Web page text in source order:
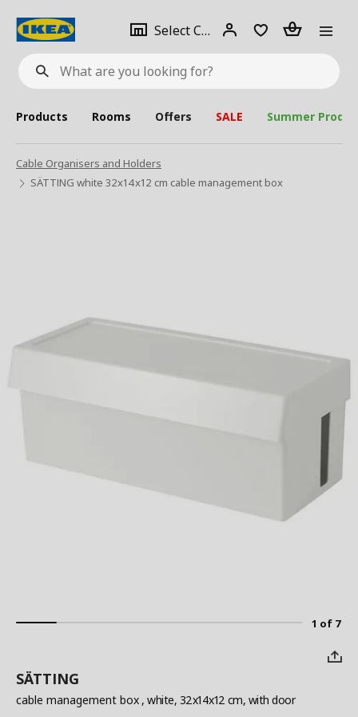
What
are
looking
for?
Select City Select
city
Login Piece(s)
Products Rooms Offers SALE Summer
Cable Organisers and Holders
SÄTTING white 32x14x12 cm cable management box
1 of 7
SÄTTING
cable management box , white, 32x14x12 cm, with door